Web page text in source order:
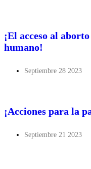
¡El acceso al
humano!
Septiembre 28 2023
¡Acciones para la
Septiembre 21 2023